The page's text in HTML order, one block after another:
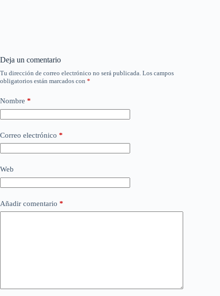
Deja un comentario
Tu dirección de correo electrónico no será publicada. Los campos
obligatorios están marcados con *
Nombre *
Correo electrónico *
Web
Añadir comentario *